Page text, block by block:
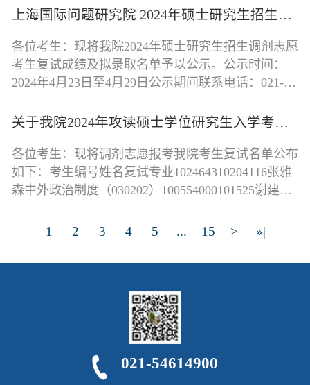
上海国际问题研究院 2024年硕士研究生招生调剂考生成绩及拟录取名单公示
各位考生：现将我院2024年硕士研究生招生调剂志愿
考生复试成绩及拟录取名单予以公示。公示时间：
2024年4月23日至4月29日公示期间联系电话：021-
关于我院2024年攻读硕士学位研究生入学考试调剂考生复试通知（更新）
各位考生：现将调剂志愿报考我院考生复试名单公布
如下：考生编号姓名复试专业102464310204116张雅
森中外政治制度（030202）100554000101525谢建智
1 2 3 4 5 ... 15 > »|
021-54614900